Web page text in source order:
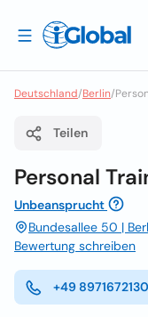
Deutschland/Berlin/
Teilen
Personal
Unbeansprucht
Bundesallee 50 |
Bewertung schreiben
+49